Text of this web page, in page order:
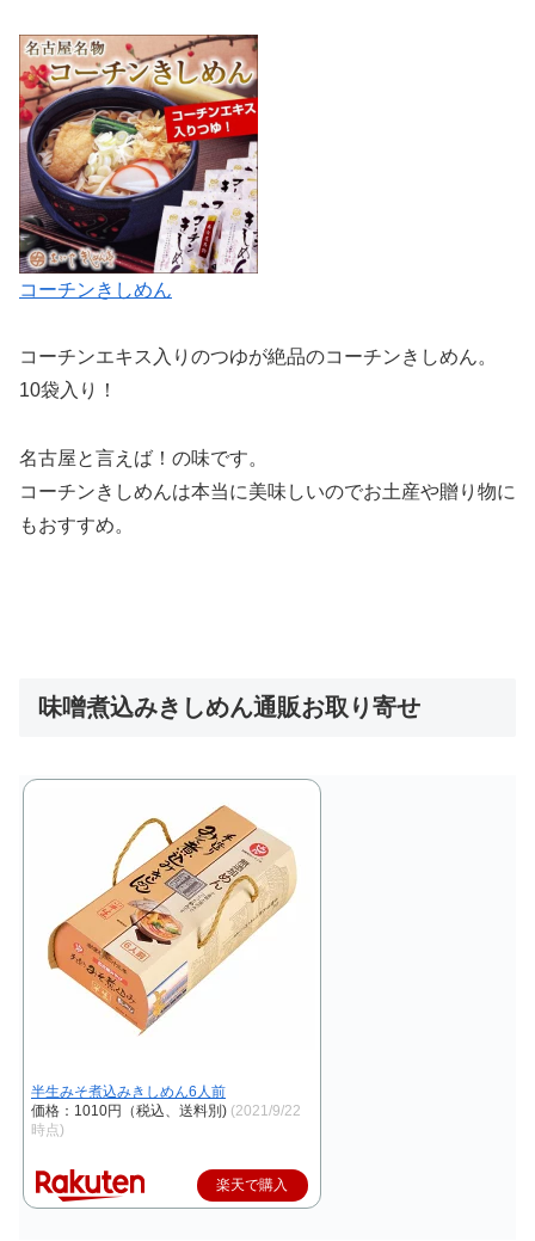
コーチンきしめん
コーチンエキス入りのつゆが絶品のコーチンきしめん。
10袋入り！
名古屋と言えば！の味です。
コーチンきしめんは本当に美味しいのでお土産や贈り物に
もおすすめ。
味噌煮込みきしめん通販お取り寄せ
半生みそ煮込みきしめん6人前
価格：1010円（税込、送料別) (2021/9/22
時点)
楽天で購入